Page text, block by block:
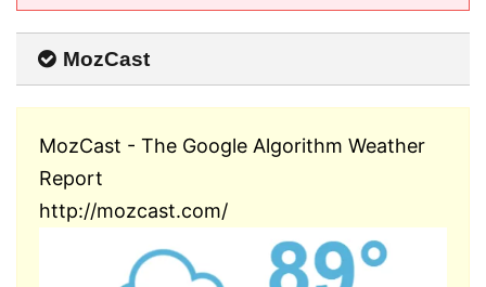
MozCast
MozCast - The Google Algorithm Weather
Report
http://mozcast.com/